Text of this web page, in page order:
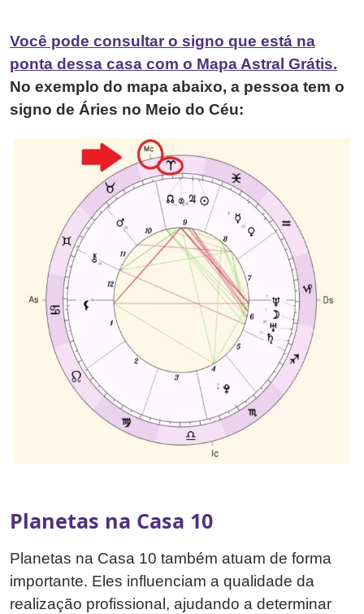
Você pode consultar o signo que está na
ponta dessa casa com o Mapa Astral Grátis.
No exemplo do mapa abaixo, a pessoa tem o
signo de Áries no Meio do Céu:
Planetas na Casa 10
Planetas na Casa 10 também atuam de forma
importante. Eles influenciam a qualidade da
realização profissional, ajudando a determinar